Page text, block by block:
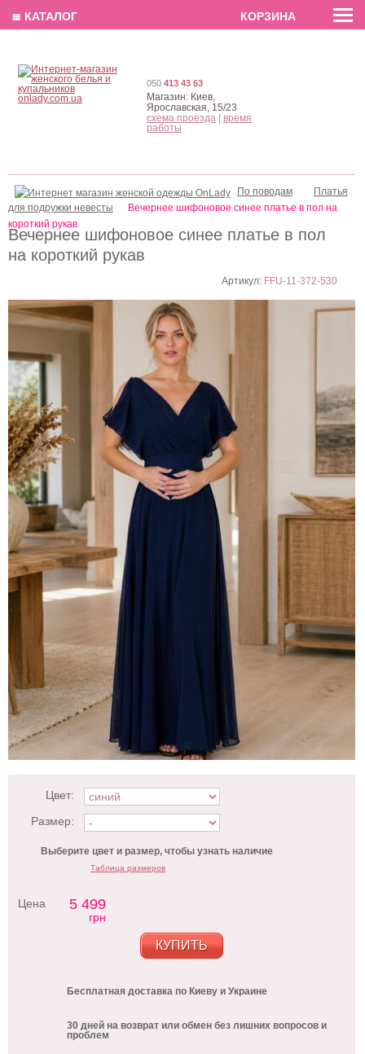
EN РУС
Вечернее шифоновое синее платье в пол
на короткий рукав
Артикул: FFU-11-372-530
Цвет:
Размер:
Выберите цвет и размер, чтобы узнать наличие
Таблица размеров
Цена 5 499
грн
КУПИТЬ
Бесплатная доставка по Киеву и Украине
30 дней на возврат или обмен без лишних вопросов и
проблем
По поводам
Платья
для подружки невесты
Вечернее шифоновое синее платье в пол на
короткий рукав
050 413 43 63
Магазин: Киев,
Ярославская, 15/23
схема проезда
время
работы
≣ КАТАЛОГ КОРЗИНА